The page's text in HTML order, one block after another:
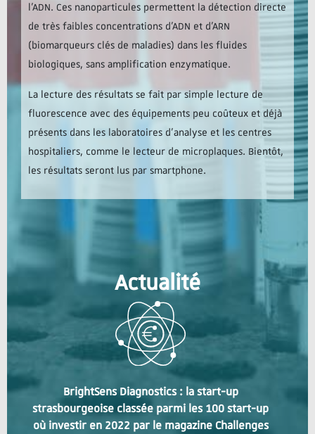
l’ADN. Ces nanoparticules permettent la détection directe
de très faibles concentrations d’ADN et d’ARN
(biomarqueurs clés de maladies) dans les fluides
biologiques, sans amplification enzymatique.
La lecture des résultats se fait par simple lecture de
fluorescence avec des équipements peu coûteux et déjà
présents dans les laboratoires d’analyse et les centres
hospitaliers, comme le lecteur de microplaques. Bientôt,
les résultats seront lus par smartphone.
Actualité
BrightSens Diagnostics : la start-up
strasbourgeoise classée parmi les 100 start-up
où investir en 2022 par le magazine Challenges